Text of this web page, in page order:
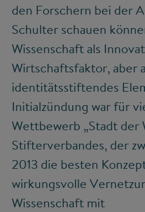
den Forschern bei der
Schulter schauen
Wissenschaft als
Wirtschaftsfaktor, aber
identitätsstiftendes
Initialzündung war für
Wettbewerb „Stadt der
Stifterverbandes, der
2013 die besten
wirkungsvolle
Wissenschaft mit